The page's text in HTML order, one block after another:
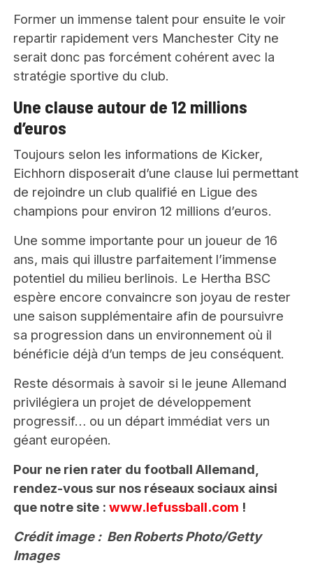
Former un immense talent pour ensuite le voir
repartir rapidement vers Manchester City ne
serait donc pas forcément cohérent avec la
stratégie sportive du club.
Une clause autour de 12 millions
d’euros
Toujours selon les informations de Kicker,
Eichhorn disposerait d’une clause lui permettant
de rejoindre un club qualifié en Ligue des
champions pour environ 12 millions d’euros.
Une somme importante pour un joueur de 16
ans, mais qui illustre parfaitement l’immense
potentiel du milieu berlinois. Le Hertha BSC
espère encore convaincre son joyau de rester
une saison supplémentaire afin de poursuivre
sa progression dans un environnement où il
bénéficie déjà d’un temps de jeu conséquent.
Reste désormais à savoir si le jeune Allemand
privilégiera un projet de développement
progressif… ou un départ immédiat vers un
géant européen.
Pour ne rien rater du football Allemand,
rendez-vous sur nos réseaux sociaux ainsi
que notre site : www.lefussball.com !
Crédit image : Ben Roberts Photo/Getty
Images